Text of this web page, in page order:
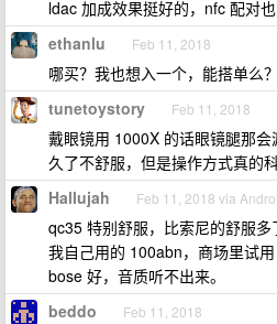
ldac 加成效果挺好的，nfc 配对
ethanlu Feb 11, 2018
哪买？我也想入一个，能搭单么？
tunetoystory Feb 11, 2018
戴眼镜用 1000X 的话眼镜腿那
久了不舒服，但是操作方式真的
Hallujah Feb 11, 2018 via
qc35 特别舒服，比索尼的舒服多
我自己用的 100abn，商场里试
bose 好，音质听不出来。
beddo Feb 11, 2018